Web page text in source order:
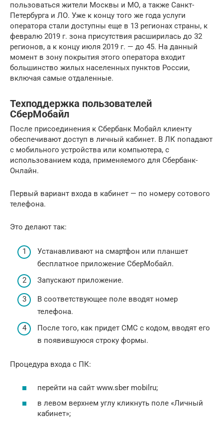
пользоваться жители Москвы и МО, а также Санкт-
Петербурга и ЛО. Уже к концу того же года услуги
оператора стали доступны еще в 13 регионах страны, к
февралю 2019 г. зона присутствия расширилась до 32
регионов, а к концу июля 2019 г. — до 45. На данный
момент в зону покрытия этого оператора входит
большинство жилых населенных пунктов России,
включая самые отдаленные.
Техподдержка пользователей
СберМобайл
После присоединения к Сбербанк Мобайл клиенту
обеспечивают доступ в личный кабинет. В ЛК попадают
с мобильного устройства или компьютера, с
использованием кода, применяемого для Сбербанк-
Онлайн.
Первый вариант входа в кабинет — по номеру сотового
телефона.
Это делают так:
Устанавливают на смартфон или планшет
бесплатное приложение СберМобайл.
Запускают приложение.
В соответствующее поле вводят номер
телефона.
После того, как придет СМС с кодом, вводят его
в появившуюся строку формы.
Процедура входа с ПК:
перейти на сайт www.sber mobilru;
в левом верхнем углу кликнуть поле «Личный
кабинет»;